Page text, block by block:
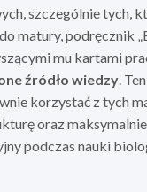
szczególnie tych,
matury, podręcznik
mu kartami
źródło wiedzy .
korzystać z tych
oraz
podczas nauki